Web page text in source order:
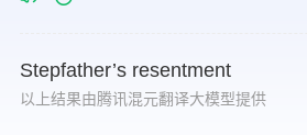
Stepfather’s resentment
以上结果由腾讯混元翻译大模型提供